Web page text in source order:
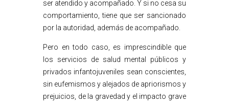
ser atendido y acompañado. Y si no cesa su
comportamiento, tiene que ser sancionado
por la autoridad, además de acompañado.
Pero en todo caso, es imprescindible que
los servicios de salud mental públicos y
privados infantojuveniles sean conscientes,
sin eufemismos y alejados de apriorismos y
prejuicios, de la gravedad y el impacto grave